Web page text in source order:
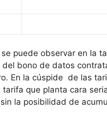
se puede observar en la
del bono de datos
En la cúspide de las
tarifa que planta cara
la posibilidad de